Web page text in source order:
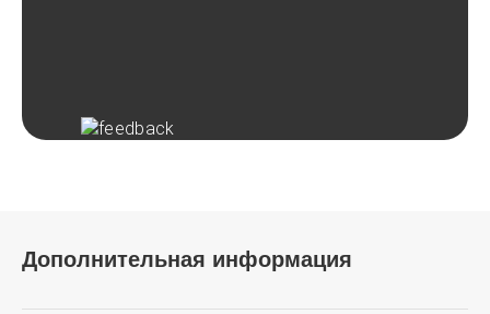
Дополнительная информация